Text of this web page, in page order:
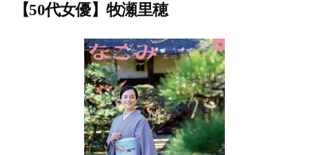
【50代女優】牧瀬里穂